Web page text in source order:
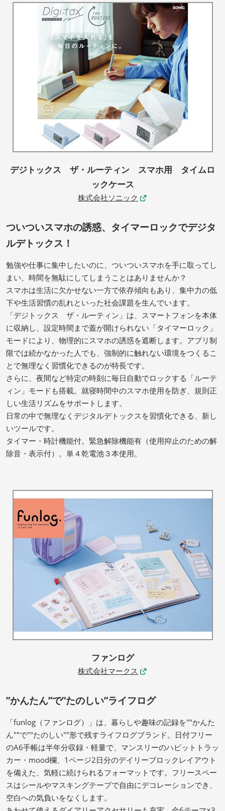
デジトックス ザ・ルーティン スマホ用 タイムロ
ックケース
株式会社ソニック
ついついスマホの誘惑、タイマーロックでデジタ
ルデトックス！
勉強や仕事に集中したいのに、ついついスマホを手に取ってし
まい、時間を無駄にしてしまうことはありませんか？
スマホは生活に欠かせない一方で依存傾向もあり、集中力の低
下や生活習慣の乱れといった社会課題を生んでいます。
「デジトックス ザ・ルーティン」は、スマートフォンを本体
に収納し、設定時間まで蓋が開けられない「タイマーロック」
モードにより、物理的にスマホの誘惑を遮断します。アプリ制
限では続かなかった人でも、強制的に触れない環境をつくるこ
とで無理なく習慣化できるのが特長です。
さらに、夜間など特定の時刻に毎日自動でロックする「ルーテ
ィン」モードも搭載。就寝時間中のスマホ使用を防ぎ、規則正
しい生活リズムをサポートします。
日常の中で無理なくデジタルデトックスを習慣化できる、新し
いツールです。
タイマー・時計機能付。緊急解除機能有（使用抑止のための解
除音・表示付）。単４乾電池３本使用。
ファンログ
株式会社マークス
”かんたん”で”たのしい”ライフログ
「funlog（ファンログ）」は、暮らしや趣味の記録を""かんた
ん""で""たのしい""形で残すライフログブランド。日付フリー
のA6手帳は半年分収録・軽量で、マンスリーのハビットトラッ
カー・mood欄、1ページ2日分のデイリーブロックレイアウト
を備えた、気軽に続けられるフォーマットです。フリースペー
スはシールやマスキングテープで自由にデコレーションでき、
空白への気負いをなくします。